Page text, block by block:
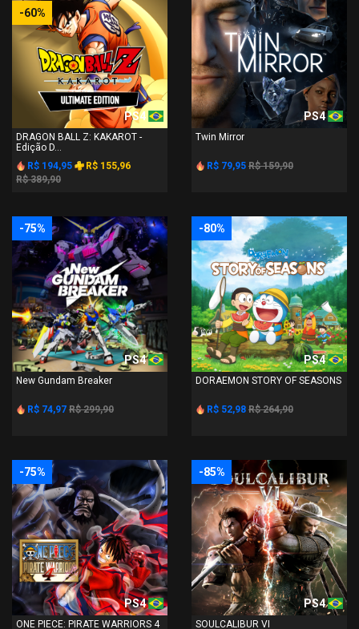
-60%
PS4
DRAGON BALL Z: KAKAROT -
Edição D...
R$ 194,95
R$ 155,96
R$ 389,90
PS4
Twin Mirror
R$ 79,95 R$ 159,90
-75%
PS4
New Gundam Breaker
R$ 74,97 R$ 299,90
-80%
PS4
DORAEMON STORY OF SEASONS
R$ 52,98 R$ 264,90
-75%
PS4
ONE PIECE: PIRATE WARRIORS 4
-85%
PS4
SOULCALIBUR VI